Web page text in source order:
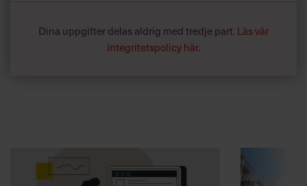
Dina uppgifter delas aldrig med tredje part. Läs vår
integritetspolicy här.